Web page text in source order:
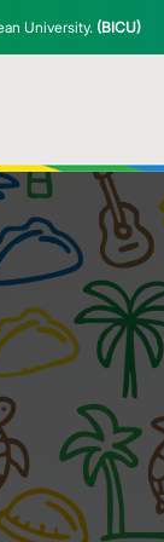
University. (BICU)